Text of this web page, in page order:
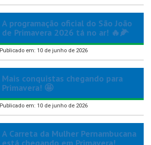
A programação oficial do São João
de Primavera 2026 tá no ar! 🔥🌽
Publicado em: 10 de junho de 2026
Mais conquistas chegando para
Primavera! 🤩
Publicado em: 10 de junho de 2026
A Carreta da Mulher Pernambucana